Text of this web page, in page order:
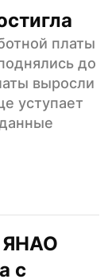
платы
до
выросли
уступает
ЯНАО
с